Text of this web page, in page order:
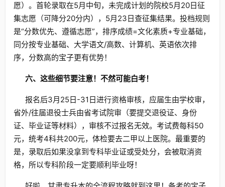
愿）。首轮录取在5月中旬，未完成计划的院校5月20日征
集志愿（可降分20分内），5月23日查征集结果。投档规则
是“分数优先、遵循志愿”，排序成绩=文化素质+专业基础，
同分按专业基础、大学语文/高数、计算机、英语依次排
序，分数高的宝子更有优势！
六、这些细节要注意！不然可能白考！
报名后3月25日-31日进行资格审核，应届生由学校审，
省外/往届退役士兵由省考试院审（要提交退役证、身份
证、毕业证等材料），审核不过报名无效。考试费每科50
元，统考4科共200元，体检要去二甲以上医院。最重要的
是，录取后如果没拿到专科毕业证或受处分，会被取消资
格，所以专科阶段一定要顺利毕业呀！